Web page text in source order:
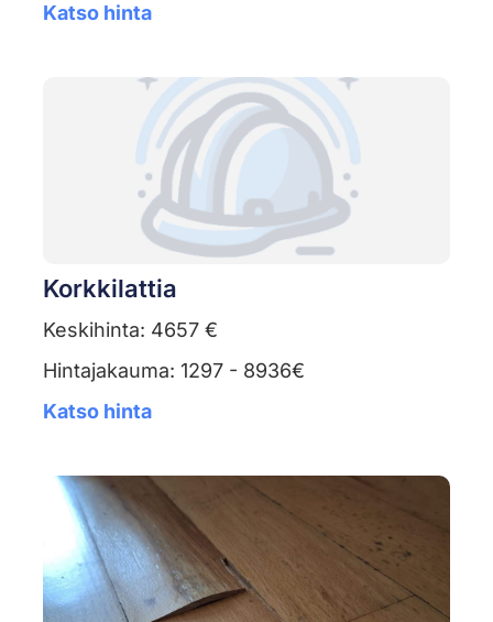
Katso hinta
Korkkilattia
Keskihinta: 4657 €
Hintajakauma: 1297 - 8936€
Katso hinta